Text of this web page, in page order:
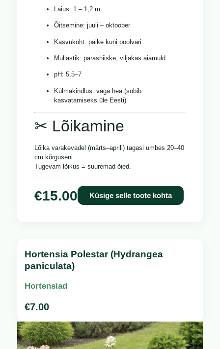
Laius: 1 – 1,2 m
Õitsemine: juuli – oktoober
Kasvukoht: päike kuni poolvari
Mullastik: parasniiske, viljakas aiamuld
pH: 5,5–7
Külmakindlus: väga hea (sobib
kasvatamiseks üle Eesti)
✂ Lõikamine
Lõika varakevadel (märts–aprill) tagasi umbes 20–40
cm kõrguseni.
Tugevam lõikus = suuremad õied.
€15.00 Küsige selle toote kohta
Hortensia Polestar (Hydrangea
paniculata)
Hortensiad
€7.00